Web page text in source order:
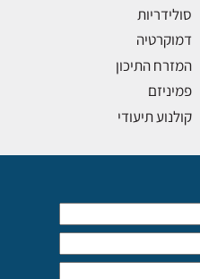
סולידריות
דמוקרטיה
המזרח התיכון
פמיניזם
קולנוע תיעודי